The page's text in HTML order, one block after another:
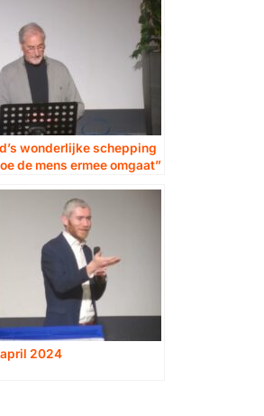
wonderlijke schepping
de mens ermee omgaat”
2024